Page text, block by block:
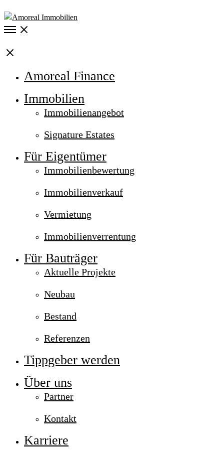
Open
Close
Amoreal Finance
Immobilien
Immobilienangebot
Signature Estates
Für Eigentümer
Immobilienbewertung
Immobilienverkauf
Vermietung
Immobilienverrentung
Für Bauträger
Aktuelle Projekte
Neubau
Bestand
Referenzen
Tippgeber werden
Über uns
Partner
Kontakt
Karriere